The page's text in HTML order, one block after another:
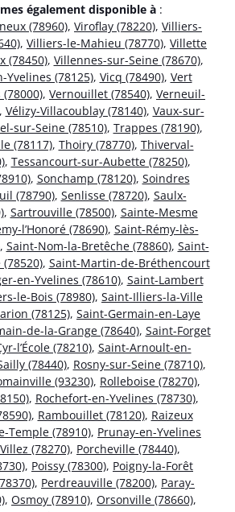
également disponible à :
(78960), Viroflay (78220), Villiers-
, Villiers-le-Mahieu (78770), Villette
(78450), Villennes-sur-Seine (78670),
Yvelines (78125), Vicq (78490), Vert
, Vernouillet (78540), Verneuil-
Vélizy-Villacoublay (78140), Vaux-sur-
sur-Seine (78510), Trappes (78190),
(78117), Thoiry (78770), Thiverval-
, Tessancourt-sur-Aubette (78250),
, Sonchamp (78120), Soindres
(78790), Senlisse (78720), Saulx-
, Sartrouville (78500), Sainte-Mesme
l’Honoré (78690), Saint-Rémy-lès-
, Saint-Nom-la-Bretêche (78860), Saint-
, Saint-Martin-de-Bréthencourt
en-Yvelines (78610), Saint-Lambert
le-Bois (78980), Saint-Illiers-la-Ville
(78125), Saint-Germain-en-Laye
de-la-Grange (78640), Saint-Forget
l’École (78210), Saint-Arnoult-en-
(78440), Rosny-sur-Seine (78710),
(93230), Rolleboise (78270),
, Rochefort-en-Yvelines (78730),
, Rambouillet (78120), Raizeux
Temple (78910), Prunay-en-Yvelines
(78270), Porcheville (78440),
, Poissy (78300), Poigny-la-Forêt
, Perdreauville (78200), Paray-
, Osmoy (78910), Orsonville (78660),